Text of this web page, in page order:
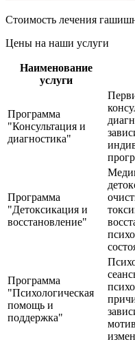
Стоимость лечения
Цены на наши услуги
Наименование
услуги
Программа
"Консультация и
диагностика"
Программа
"Детоксикация и
восстановление"
Программа
"Психологическая
помощь и
поддержка"